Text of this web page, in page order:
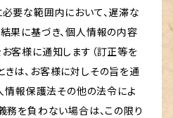
要な範囲内において、遅滞な
果に基づき、個人情報の内容
客様に通知します（訂正等を
は、お客様に対しその旨を通
人情報保護法その他の法令によ
務を負わない場合は、この限り